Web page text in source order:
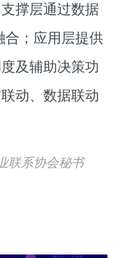
撑层通过数据
合；应用层提供
及辅助决策功
动、数据联动
联系协会秘书